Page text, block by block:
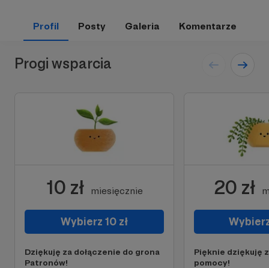
Profil Posty Galeria Komentarze
Progi wsparcia
10 zł miesięcznie
Wybierz 10 zł
Dziękuję za dołączenie do grona
Patronów!
20 zł
Pięknie dziękuję
pomocy!